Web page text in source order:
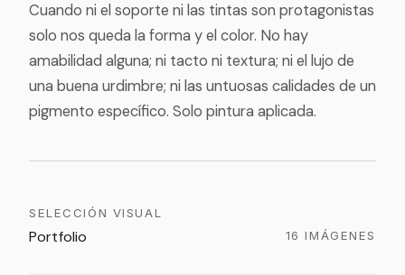
Cuando ni el soporte ni las tintas son protagonistas
solo nos queda la forma y el color. No hay
amabilidad alguna; ni tacto ni textura; ni el lujo de
una buena urdimbre; ni las untuosas calidades de un
pigmento específico. Solo pintura aplicada.
SELECCIÓN VISUAL
Portfolio 16 IMÁGENES